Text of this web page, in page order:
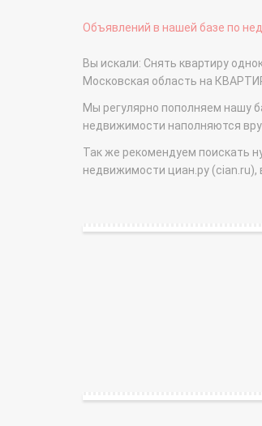
Объявлений в нашей базе по
Вы искали: Снять квартиру
Московская область на
Мы регулярно пополняем нашу
недвижимости наполняются
Так же рекомендуем поискать
недвижимости циан.ру (cian.ru),